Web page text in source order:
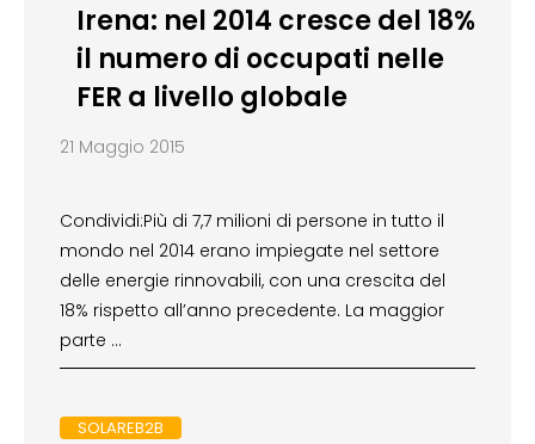
Irena: nel 2014 cresce del 18%
il numero di occupati nelle
FER a livello globale
21 Maggio 2015
Condividi:Più di 7,7 milioni di persone in tutto il
mondo nel 2014 erano impiegate nel settore
delle energie rinnovabili, con una crescita del
18% rispetto all’anno precedente. La maggior
parte …
SOLAREB2B